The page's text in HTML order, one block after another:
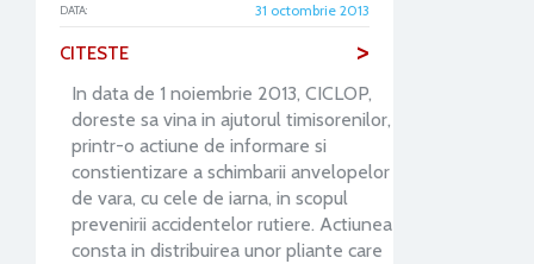
DATA: 31 octombrie 2013
CITESTE >
In data de 1 noiembrie 2013, CICLOP,
doreste sa vina in ajutorul timisorenilor,
printr-o actiune de informare si
constientizare a schimbarii anvelopelor
de vara, cu cele de iarna, in scopul
prevenirii accidentelor rutiere. Actiunea
consta in distribuirea unor pliante care